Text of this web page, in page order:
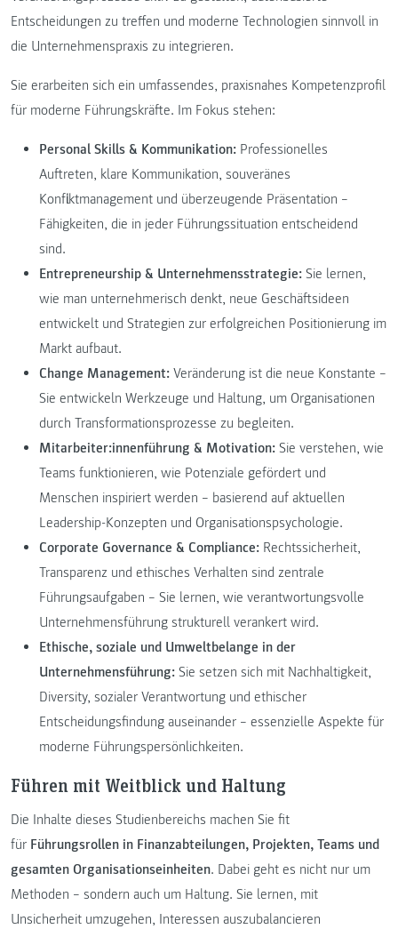
Entscheidungen zu treffen und moderne Technologien sinnvoll in
die Unternehmenspraxis zu integrieren.
Sie erarbeiten sich ein umfassendes, praxisnahes Kompetenzprofil
für moderne Führungskräfte. Im Fokus stehen:
Personal Skills & Kommunikation: Professionelles
Auftreten, klare Kommunikation, souveränes
Konfliktmanagement und überzeugende Präsentation –
Fähigkeiten, die in jeder Führungssituation entscheidend
sind.
Entrepreneurship & Unternehmensstrategie: Sie lernen,
wie man unternehmerisch denkt, neue Geschäftsideen
entwickelt und Strategien zur erfolgreichen Positionierung im
Markt aufbaut.
Change Management: Veränderung ist die neue Konstante –
Sie entwickeln Werkzeuge und Haltung, um Organisationen
durch Transformationsprozesse zu begleiten.
Mitarbeiter:innenführung & Motivation: Sie verstehen, wie
Teams funktionieren, wie Potenziale gefördert und
Menschen inspiriert werden – basierend auf aktuellen
Leadership-Konzepten und Organisationspsychologie.
Corporate Governance & Compliance: Rechtssicherheit,
Transparenz und ethisches Verhalten sind zentrale
Führungsaufgaben – Sie lernen, wie verantwortungsvolle
Unternehmensführung strukturell verankert wird.
Ethische, soziale und Umweltbelange in der
Unternehmensführung: Sie setzen sich mit Nachhaltigkeit,
Diversity, sozialer Verantwortung und ethischer
Entscheidungsfindung auseinander – essenzielle Aspekte für
moderne Führungspersönlichkeiten.
Führen mit Weitblick und Haltung
Die Inhalte dieses Studienbereichs machen Sie fit
für Führungsrollen in Finanzabteilungen, Projekten, Teams und
gesamten Organisationseinheiten. Dabei geht es nicht nur um
Methoden – sondern auch um Haltung. Sie lernen, mit
Unsicherheit umzugehen, Interessen auszubalancieren